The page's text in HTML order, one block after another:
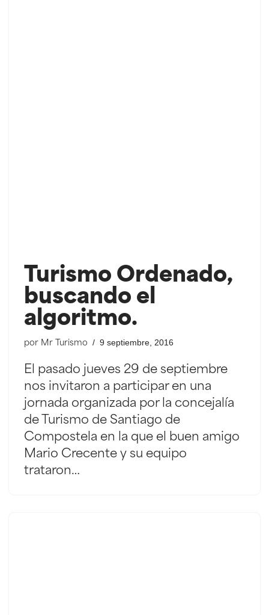
Turismo Ordenado,
buscando el
algoritmo.
por Mr Turismo 9 septiembre, 2016
El pasado jueves 29 de septiembre
nos invitaron a participar en una
jornada organizada por la concejalía
de Turismo de Santiago de
Compostela en la que el buen amigo
Mario Crecente y su equipo
trataron…